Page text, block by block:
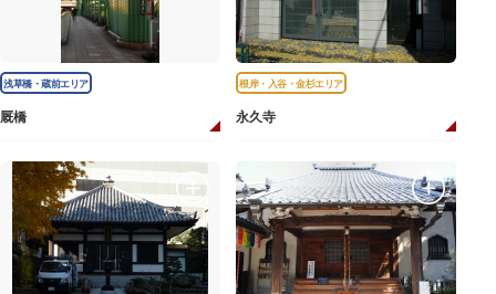
浅草橋・蔵前エリア
厩橋
根岸・入谷・金杉エリア
永久寺